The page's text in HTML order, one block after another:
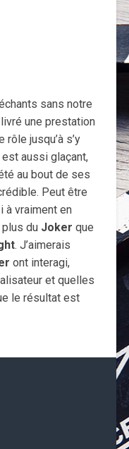
sans notre
une prestation
jusqu’à s’y
aussi glaçant,
au bout de ses
Peut être
à vraiment en
plus du Joker que
. J’aimerais
ont interagi,
et quelles
le résultat est